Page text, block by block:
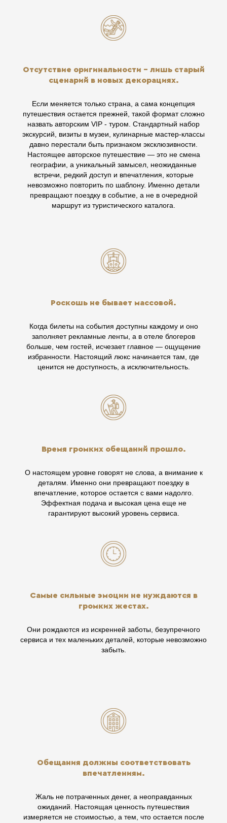
Отсутствие оригинальности - лишь старый
сценарий в новых декорациях.
Если меняется только страна, а сама концепция
путешествия остается прежней, такой формат сложно
назвать авторским VIP - туром. Стандартный набор
экскурсий, визиты в музеи, кулинарные мастер-классы
давно перестали быть признаком эксклюзивности.
Настоящее авторское путешествие — это не смена
географии, а уникальный замысел, неожиданные
встречи, редкий доступ и впечатления, которые
невозможно повторить по шаблону. Именно детали
превращают поездку в событие, а не в очередной
маршрут из туристического каталога.
Роскошь не бывает массовой.
Когда билеты на события доступны каждому и оно
заполняет рекламные ленты, а в отеле блогеров
больше, чем гостей, исчезает главное — ощущение
избранности. Настоящий люкс начинается там, где
ценится не доступность, а исключительность.
Время громких обещаний прошло.
О настоящем уровне говорят не слова, а внимание к
деталям. Именно они превращают поездку в
впечатление, которое остается с вами надолго.
Эффектная подача и высокая цена еще не
гарантируют высокий уровень сервиса.
Самые сильные эмоции не нуждаются в
громких жестах.
Они рождаются из искренней заботы, безупречного
сервиса и тех маленьких деталей, которые невозможно
забыть.
Обещания должны соответствовать
впечатлениям.
Жаль не потраченных денег, а неоправданных
ожиданий. Настоящая ценность путешествия
измеряется не стоимостью, а тем, что остается после